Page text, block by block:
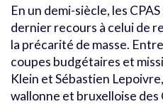
En un demi-siècle, les
dernier recours à celui de
la précarité de masse.
coupes budgétaires et
Klein et Sébastien
wallonne et bruxelloise des